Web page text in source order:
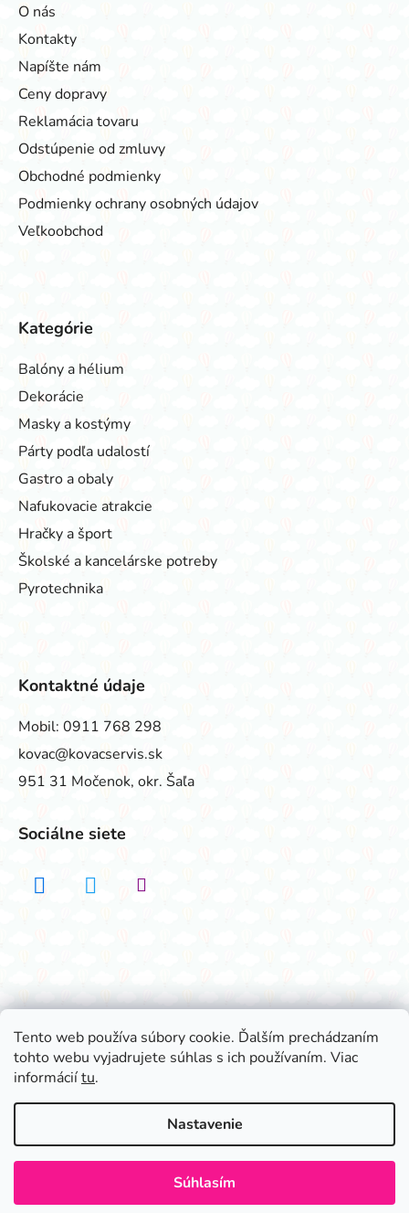
Tento web používa súbory cookie. Ďalším prechádzaním
tohto webu vyjadrujete súhlas s ich používaním. Viac
informáciítu.
Nastavenie
Súhlasím
O nás
Kontakty
Napíšte nám
Ceny dopravy
Reklamácia tovaru
Odstúpenie od zmluvy
Obchodné podmienky
Podmienky ochrany osobných údajov
Veľkoobchod
Kategórie
Balóny a hélium
Dekorácie
Masky a kostýmy
Párty podľa udalostí
Gastro a obaly
Nafukovacie atrakcie
Hračky a šport
Školské a kancelárske potreby
Pyrotechnika
Kontaktné údaje
Mobil: 0911 768 298
kovac@kovacservis.sk
951 31 Močenok, okr. Šaľa
Sociálne siete
vyhradené.